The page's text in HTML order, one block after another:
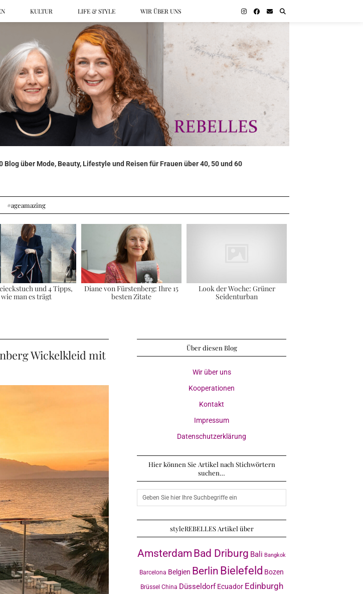
KULTUR LIFE & STYLE WIR ÜBER UNS
über Mode, Beauty, Lifestyle und Reisen für Frauen über 40, 50 und 60
#ageamazing
und 4 Tipps,
wie man es trägt
Diane von Fürstenberg: Ihre 15
besten Zitate
Look der Woche: Grüner
Seidenturban
Wickelkleid mit
Über diesen Blog
Wir über uns
Kooperationen
Kontakt
Impressum
Datenschutzerklärung
Hier können Sie Artikel nach Stichwörtern
suchen…
styleREBELLES Artikel über
Amsterdam Bad Driburg Bali Bangkok
Barcelona Belgien Berlin Bielefeld Bozen
Brüssel China Düsseldorf Ecuador Edinburgh